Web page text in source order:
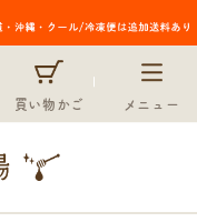
買い物かご メニュー